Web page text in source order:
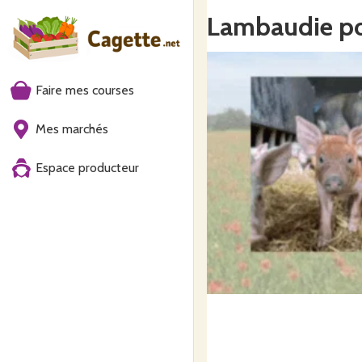
Faire mes courses
Mes marchés
Espace producteur
Lambaudie